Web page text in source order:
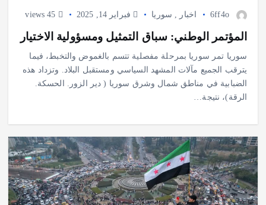
6ff4o اخبار , سوريا فبراير 14, 2025
المؤتمر الوطني: سباق التمثيل ومسؤولية الاختيار
سوريا تمر سوريا بمرحلة مفصلية تتسم بالغموض والتخبط، فيما
يترقب الجميع مآلات المشهد السياسي ومستقبل البلاد. وتزداد هذه
الضبابية في مناطق شمال وشرق سوريا ( دير الزور. الحسكة.
الرقة)، نتيجة…